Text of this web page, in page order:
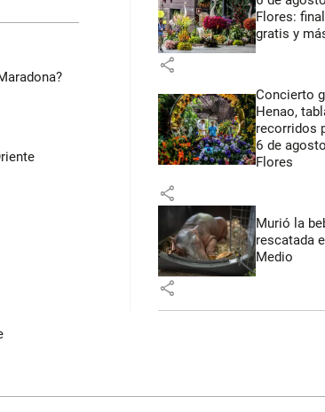
Flores:
gratis y
share
Concierto
Henao,
recorridos
6 de
Flores
share
Murió la
rescatada
Medio
share